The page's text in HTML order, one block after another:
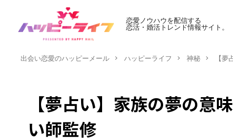
恋愛ノウハウを配信する
恋活・婚活トレンド情報サイト。
出会い恋愛のハッピーメール ハッピーライフ 神秘 【
【夢占い】家族の夢の意
い師監修